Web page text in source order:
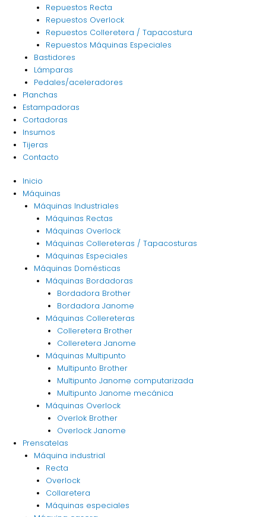
Repuestos Recta
Repuestos Overlock
Repuestos Colleretera / Tapacostura
Repuestos Máquinas Especiales
Bastidores
Lámparas
Pedales/aceleradores
Planchas
Estampadoras
Cortadoras
Insumos
Tijeras
Contacto
Inicio
Máquinas
Máquinas Industriales
Máquinas Rectas
Máquinas Overlock
Máquinas Collereteras / Tapacosturas
Máquinas Especiales
Máquinas Domésticas
Máquinas Bordadoras
Bordadora Brother
Bordadora Janome
Máquinas Collereteras
Colleretera Brother
Colleretera Janome
Máquinas Multipunto
Multipunto Brother
Multipunto Janome computarizada
Multipunto Janome mecánica
Máquinas Overlock
Overlok Brother
Overlock Janome
Prensatelas
Máquina industrial
Recta
Overlock
Collaretera
Máquinas especiales